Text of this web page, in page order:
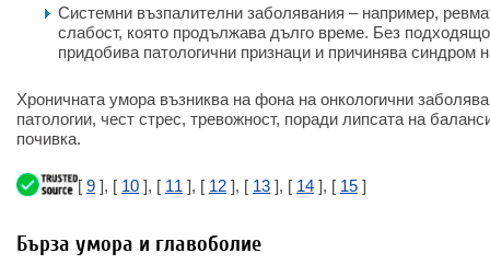
Системни възпалителни заболявания – например,
слабост, която продължава дълго време. Без
придобива патологични признаци и причинява синдром
Хроничната умора възниква на фона на онкологични
патологии, чест стрес, тревожност, поради липсата на
почивка.
[ 9 ], [ 10 ], [ 11 ], [ 12 ], [ 13 ], [ 14 ], [ 15 ]
Бърза умора и главоболие